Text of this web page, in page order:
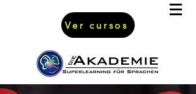
Ver cursos